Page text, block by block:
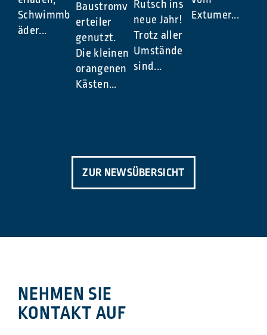
Schwimmb
äder...
Baustromv
erteiler
genutzt.
Die kleinen
orangenen
Kästen...
Rutsch ins
neue Jahr!
Trotz aller
Umstände
sind...
Extumer...
ZUR NEWSÜBERSICHT
NEHMEN SIE
KONTAKT AUF